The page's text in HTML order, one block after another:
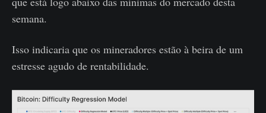
semana.
Isso indicaria que os mineradores estão à beira de um
estresse agudo de rentabilidade.